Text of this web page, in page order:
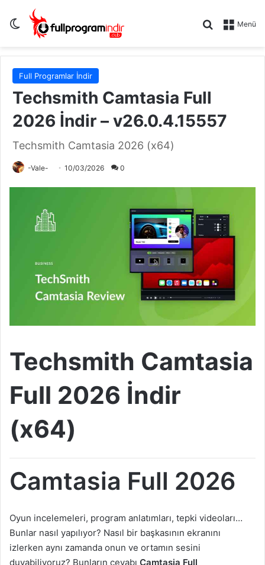
Dış görünümü değiştir Menü
Arama yap
Full Programlar İndir
Techsmith Camtasia Full
2026 İndir – v26.0.4.15557
Techsmith Camtasia 2026 (x64)
-Vale- 10/03/2026 0
Techsmith Camtasia
Full 2026 İndir
(x64)
Camtasia Full 2026
Oyun incelemeleri, program anlatımları, tepki videoları…
Bunlar nasıl yapılıyor? Nasıl bir başkasının ekranını
izlerken aynı zamanda onun ve ortamın sesini
duyabiliyoruz? Bunların cevabı Camtasia Full